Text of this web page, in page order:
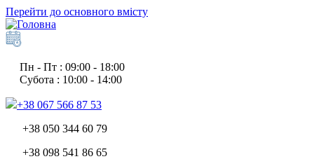
Перейти до основного вмісту
Пн - Пт : 09:00 - 18:00
Субота : 10:00 - 14:00
+38 067 566 87 53
+38 050 344 60 79
+38 098 541 86 65